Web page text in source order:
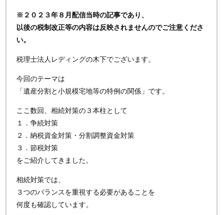
※２０２３年８月配信当時の記事であり、
以後の税制改正等の内容は反映されませんのでご注意くださ
い。
税理士法人レディングの木下でございます。
今回のテーマは
「遺産分割と小規模宅地等の特例の関係」です。
ここ数回、相続対策の３本柱として
１．争続対策
２．納税資金対策・分割調整資金対策
３．節税対策
をご紹介してきました。
相続対策では、
３つのバランスを重視する必要があることを
何度も確認しています。